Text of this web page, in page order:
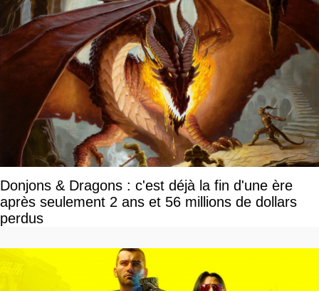
Donjons & Dragons : c'est déjà la fin d'une ère
après seulement 2 ans et 56 millions de dollars
perdus